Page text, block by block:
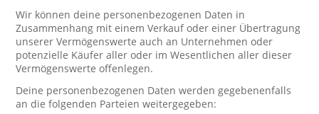
Wir können deine personenbezogenen Daten in
Zusammenhang mit einem Verkauf oder einer Übertragung
unserer Vermögenswerte auch an Unternehmen oder
potenzielle Käufer aller oder im Wesentlichen aller dieser
Vermögenswerte offenlegen.
Deine personenbezogenen Daten werden gegebenenfalls
an die folgenden Parteien weitergegeben: